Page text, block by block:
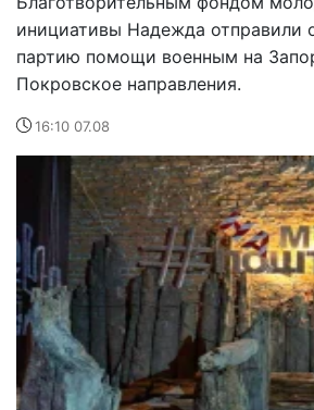
инициативы Надежда отправили
партию помощи военным на
Покровское направления.
16:10 07.08